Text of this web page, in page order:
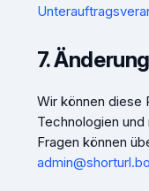
7.
Wir können diese
Technologien
Fragen können